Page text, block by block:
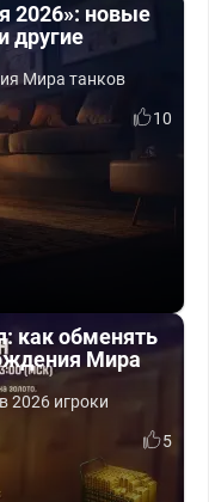
2026»: новые
другие
Мира танков
10
как обменять
Мира
2026 игроки
5